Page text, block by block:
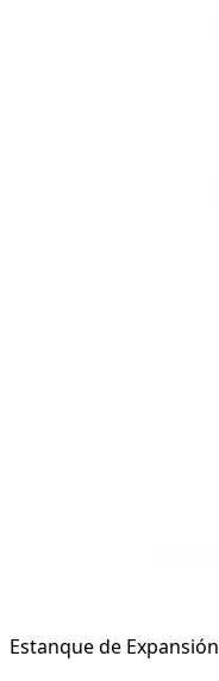
Estanque de Expansión